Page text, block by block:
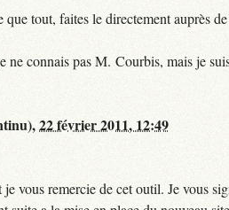
que tout, faites le directement auprès
ne connais pas M. Courbis, mais je
22 février 2011, 12:49
vous remercie de cet outil. Je vous